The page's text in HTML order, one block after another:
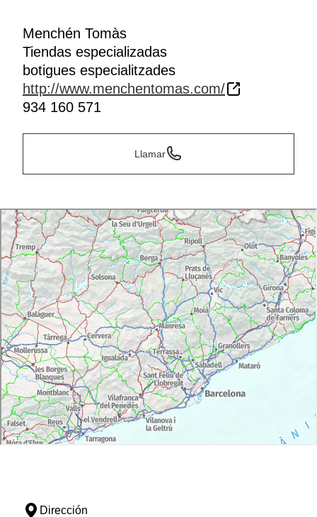
Menchén Tomàs
Tiendas especializadas
botigues especialitzades
http://www.menchentomas.com/
934 160 571
Llamar
Dirección